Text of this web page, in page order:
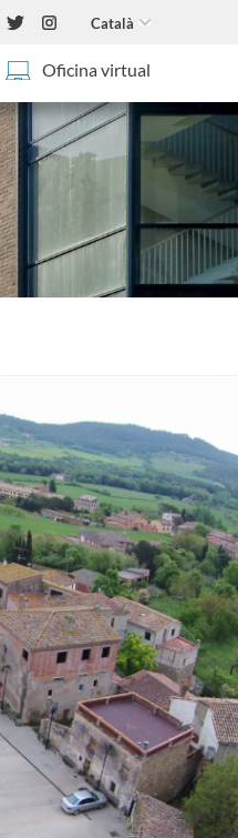
Català
Oficina virtual